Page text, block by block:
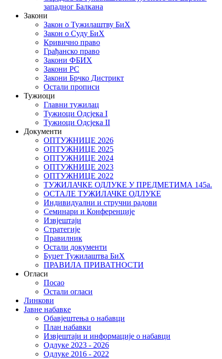
западног Балкана
Закони
Закон о Тужилаштву БиХ
Закон о Суду БиХ
Кривично право
Грађанско право
Закони ФБИХ
Закони РС
Закони Брчко Дистрикт
Остали прописи
Тужиоци
Главни тужилац
Тужиоци Oдсјекa I
Тужиоци Oдсјекa II
Документи
ОПТУЖНИЦЕ 2026
ОПТУЖНИЦЕ 2025
ОПТУЖНИЦЕ 2024
ОПТУЖНИЦЕ 2023
ОПТУЖНИЦЕ 2022
ТУЖИЛАЧКЕ ОДЛУКЕ У ПРЕДМЕТИМА 145а.
ОСТАЛЕ ТУЖИЛАЧКЕ ОДЛУКЕ
Индивидуални и стручни радови
Семинари и Конференције
Извјештаји
Стратегије
Правилник
Остали документи
Буџет Тужилаштва БиХ
ПРАВИЛА ПРИВАТНОСТИ
Огласи
Посао
Остали огласи
Линкови
Јавне набавке
Обавјештења о набавци
План набавки
Извјештаји и информације о набавци
Одлуке 2023 - 2026
Одлуке 2016 - 2022